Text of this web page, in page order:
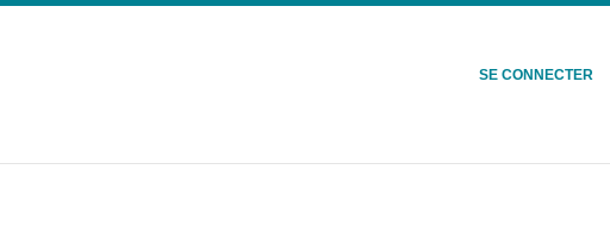
SE CONNECTER